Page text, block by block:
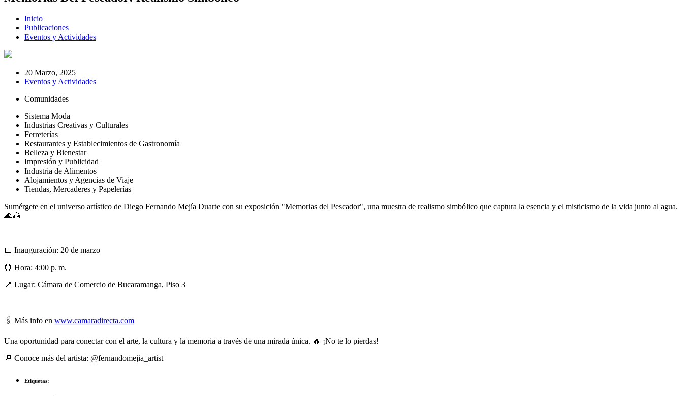
Inicio
Publicaciones
Eventos y Actividades
20 Marzo, 2025
Eventos y Actividades
Comunidades
Sistema Moda
Industrias Creativas y Culturales
Ferreterías
Restaurantes y Establecimientos de Gastronomía
Belleza y Bienestar
Impresión y Publicidad
Industria de Alimentos
Alojamientos y Agencias de Viaje
Tiendas, Mercaderes y Papelerías
Sumérgete en el universo artístico de Diego Fernando Mejía Duarte con su exposición "Memorias del Pescador", una muestra de realismo simbólico que captura la esencia y el misticismo de la vida junto al agua.
🌊🎣
📅 Inauguración: 20 de marzo
⏰ Hora: 4:00 p. m.
📍 Lugar: Cámara de Comercio de Bucaramanga, Piso 3
🖇 Más info en www.camaradirecta.com
Una oportunidad para conectar con el arte, la cultura y la memoria a través de una mirada única. 🔥 ¡No te lo pierdas!
🔎 Conoce más del artista: @fernandomejia_artist
Etiquetas: